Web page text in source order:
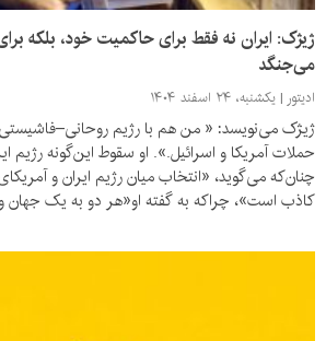
ژیژک: ایران نه فقط برای حاکمیت خود، بلکه
می‌جنگد
ادیتور یکشنبه، ۲۴ اسفند ۱۴۰۴
ژیژک می‌نویسد: « من هم با رژیم روحانی–فاشیستی
حملات آمریکا و اسرائیل.». او سقوط این‌گونه رژیم
چنان‌که می‌گوید، «انتخاب میان رژیم ایران و
کاذب است»، چراکه به گفته او‌«هر دو به یک جهان